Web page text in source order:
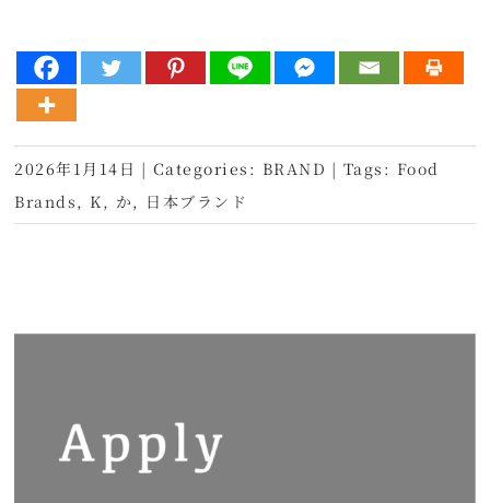
2026年1月14日 | Categories: BRAND | Tags: Food
Brands , K , か , 日本ブランド